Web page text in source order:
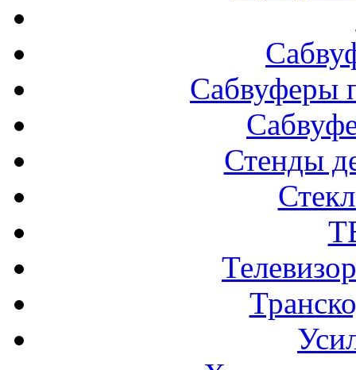
Сабвуферы
Стенды